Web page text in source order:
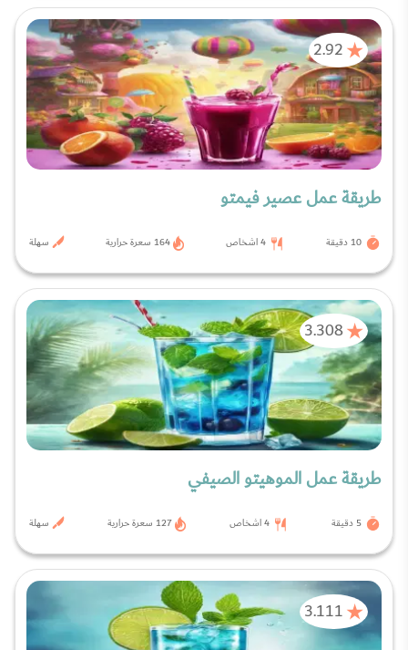
2.92
طريقة عمل عصير فيمتو
10 دقيقة 4 اشخاص 164 سعرة حرارية سهلة
3.308
طريقة عمل الموهيتو الصيفي
5 دقيقة 4 اشخاص 127 سعرة حرارية سهلة
3.111